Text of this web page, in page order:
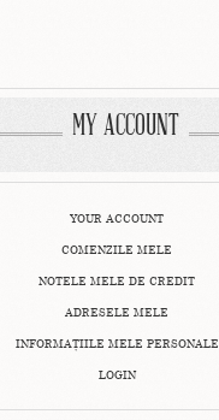
MY ACCOUNT
YOUR ACCOUNT
COMENZILE MELE
NOTELE MELE DE CREDIT
ADRESELE MELE
INFORMAŢIILE MELE PERSONALE
LOGIN